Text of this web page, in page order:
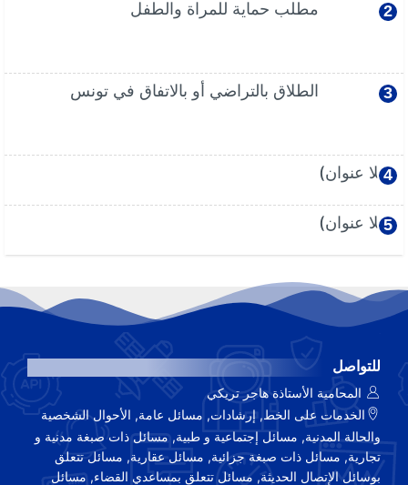
مطلب حماية للمراة والطفل
الطلاق بالتراضي أو بالاتفاق في تونس
(بلا عنوان)
(بلا عنوان)
للتواصل
المحامية الأستاذة هاجر تريكي
الخدمات على الخط, إرشادات, مسائل عامة, الأحوال الشخصية
والحالة المدنية, مسائل إجتماعية و طبية, مسائل ذات صبغة مدنية و
تجارية, مسائل ذات صبغة جزائية, مسائل عقارية, مسائل تتعلق
بوسائل الإتصال الحديثة, مسائل تتعلق بمساعدي القضاء, مسائل